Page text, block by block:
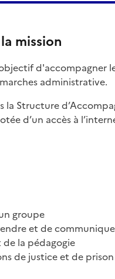
mission
d'accompagner
administrative.
la Structure
d’un accès à
groupe
et de
la pédagogie
de justice et de prison